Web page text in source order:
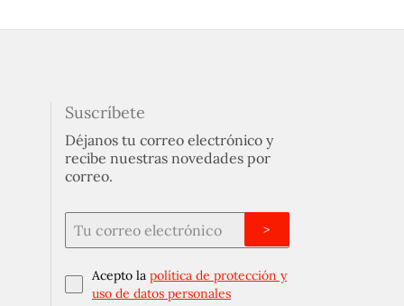
Suscríbete
Déjanos tu correo electrónico y
recibe nuestras novedades por
correo.
Acepto la política de protección y
uso de datos personales
>